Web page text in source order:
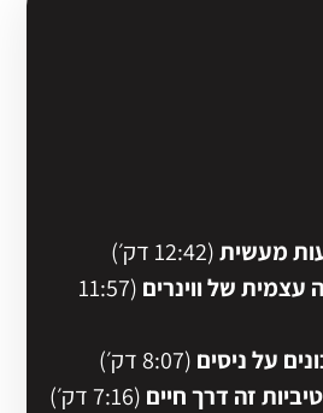
(12:42 דק׳)
(11:57
(8:07 דק׳)
(7:16 דק׳)